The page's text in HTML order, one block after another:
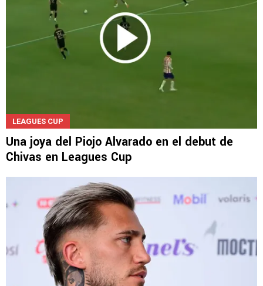
LEAGUES CUP
Una joya del Piojo Alvarado en el debut de
Chivas en Leagues Cup